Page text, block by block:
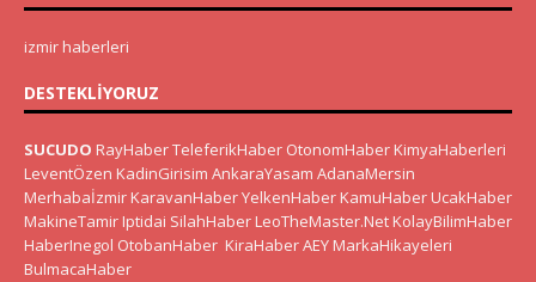
izmir haberleri
DESTEKLIYORUZ
SUCUDO RayHaberTeleferikHaber OtonomHaber KimyaHaberleri
LeventÖzen KadinGirisim AnkaraYasam AdanaMersin
Merhabaİzmir KaravanHaberYelkenHaber KamuHaber UcakHaber
MakineTamir Iptidai SilahHaber LeoTheMaster.Net KolayBilimHaber
HaberInegol OtobanHaber KiraHaberAEY MarkaHikayeleri
BulmacaHaber